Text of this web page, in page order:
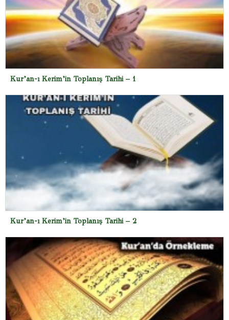
Kur’an-ı Kerim’in Toplanış Tarihi – 1
Kur’an-ı Kerim’in Toplanış Tarihi – 2